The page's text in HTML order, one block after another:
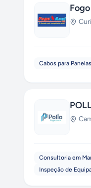
Cabos para Panelas
Consultoria em
Inspeção de